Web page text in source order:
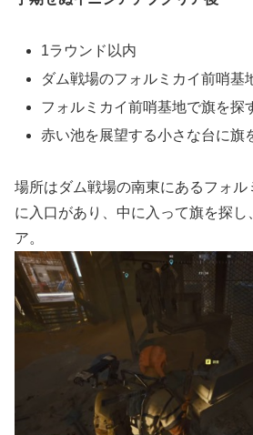
1ラウンド以内
ダム戦場のフォルミカイ前哨基
フォルミカイ前哨基地で旗を探
赤い池を展望する小さな台に旗
場所はダム戦場の南東にあるフォル
に入口があり、中に入って旗を探し
ア。